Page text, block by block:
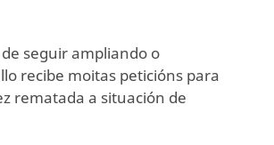
seguir ampliando o
recibe moitas peticións para
rematada a situación de